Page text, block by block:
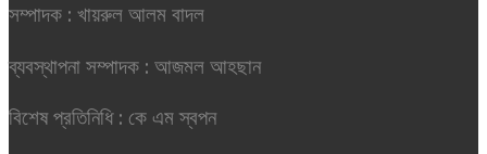
সম্পাদক : খায়রুল আলম বাদল
ব্যবস্থাপনা সম্পাদক : আজমল আহছান
বিশেষ প্রতিনিধি : কে এম স্বপন